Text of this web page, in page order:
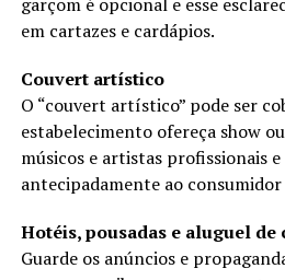
em cartazes e cardápios.
Couvert artístico
O “couvert artístico” pode ser
estabelecimento ofereça show
músicos e artistas profissionais
antecipadamente ao
Hotéis, pousadas e aluguel de
Guarde os anúncios e